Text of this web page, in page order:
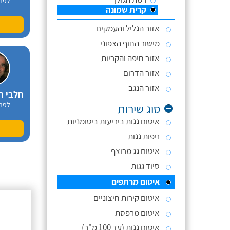
קרית שמונה
אזור הגליל והעמקים
מישור החוף הצפוני
אזור חיפה והקריות
אזור הדרום
אזור הנגב
סוג שירות
איטום גגות ביריעות ביטומניות
זיפות גגות
איטום גג מרוצף
סיוד גגות
איטום מרתפים
איטום קירות חיצוניים
איטום מרפסת
איטום גגות (עד 100 מ"ר)
חלבי